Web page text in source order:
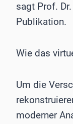
sagt Prof.
Publikation.
Wie das
Um die
moderner